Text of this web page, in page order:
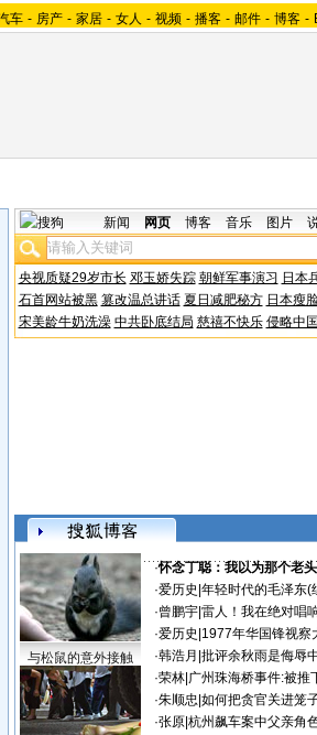
车 - 房产 - 家居 - 女人 - 视频 - 播客 - 邮件 - 博客 -
新闻 网页 博客 音乐 图片
央视质疑29岁市长 邓玉娇失踪 朝鲜军事演习 日本
石首网站被黑 篡改温总讲话 夏日减肥秘方 日本瘦
宋美龄牛奶洗澡 中共卧底结局 慈禧不快乐 侵略中
与松鼠的意外接触
·怀念丁聪：我以为那个老
·爱历史 年轻时代的毛泽东(
·曾鹏宇| 雷人！我在绝对唱
·爱历史 1977年华国锋视察
·韩浩月 批评余秋雨是侮辱
·荣林| 广州珠海桥事件:被推
·朱顺忠 如何把贪官关进笼
·张原| 杭州飙车案中父亲角